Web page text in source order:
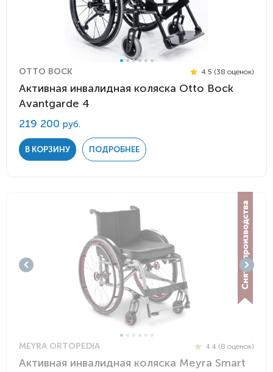
OTTO BOCK 4.5 (38 оценок)
Активная инвалидная коляска Otto Bock
Avantgarde 4
219 200 руб.
В КОРЗИНУ ПОДРОБНЕЕ
MEYRA ORTOPEDIA 4.4 (8 оценок)
Активная инвалидная коляска Meyra Smart